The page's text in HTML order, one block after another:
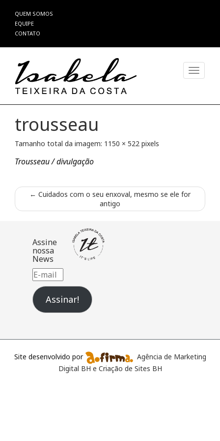
Pular
para
o
QUEM SOMOS
EQUIPE
CONTATO
trousseau
Tamanho total da imagem: 1150 × 522 pixels
Trousseau / divulgação
← Cuidados com o seu enxoval, mesmo se ele for
antigo
Assine
nossa
News
E-
mail
Assinar!
Site desenvolvido por
Agência de Marketing
Digital BH e Criação de Sites BH